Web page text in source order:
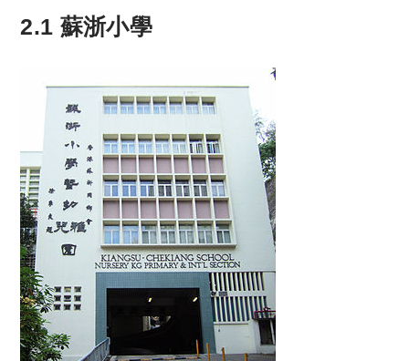
2.1 蘇浙小學